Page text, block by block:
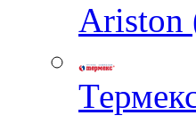
Ariston